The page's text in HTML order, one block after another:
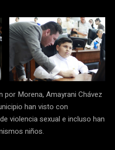
por Morena, Amayrani Chávez
han visto con
violencia sexual e incluso han
niños.